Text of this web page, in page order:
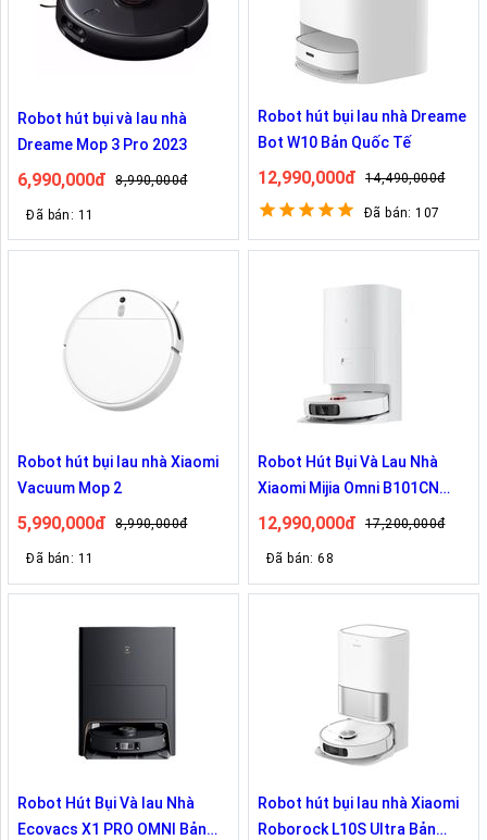
Robot hút bụi và lau nhà
Dreame Mop 3 Pro 2023
6,990,000đ 8,990,000đ
Đã bán: 11
Robot hút bụi lau nhà Dreame
Bot W10 Bản Quốc Tế
12,990,000đ 14,490,000đ
Đã bán: 107
Robot hút bụi lau nhà Xiaomi
Vacuum Mop 2
5,990,000đ 8,990,000đ
Đã bán: 11
Robot Hút Bụi Và Lau Nhà
Xiaomi Mijia Omni B101CN
Bản Nội Địa
12,990,000đ 17,200,000đ
Đã bán: 68
Robot Hút Bụi Và lau Nhà
Ecovacs X1 PRO OMNI Bản
Robot hút bụi lau nhà Xiaomi
Roborock L10S Ultra Bản